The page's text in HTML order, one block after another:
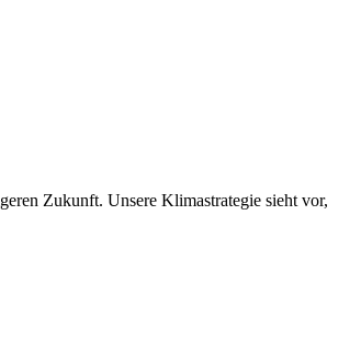
Zukunft. Unsere Klimastrategie sieht vor,